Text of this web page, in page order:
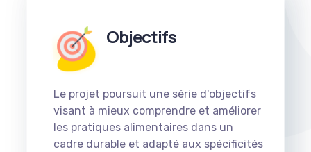
Objectifs
Le projet poursuit une série d'objectifs
visant à mieux comprendre et améliorer
les pratiques alimentaires dans un
cadre durable et adapté aux spécificités